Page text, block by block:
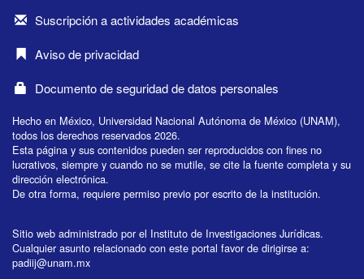
Suscripción a actividades académicas
Aviso de privacidad
Documento de seguridad de datos personales
Hecho en México, Universidad Nacional Autónoma de México (UNAM),
todos los derechos reservados 2026.
Esta página y sus contenidos pueden ser reproducidos con fines no
lucrativos, siempre y cuando no se mutile, se cite la fuente completa y su
dirección electrónica.
De otra forma, requiere permiso previo por escrito de la institución.
Sitio web administrado por el Instituto de Investigaciones Jurídicas.
Cualquier asunto relacionado con este portal favor de dirigirse a:
padiij@unam.mx